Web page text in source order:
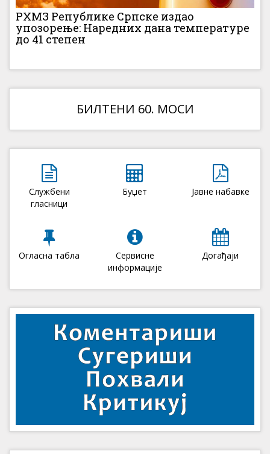
РХМЗ Републике Српске издао
упозорење: Наредних дана температуре
до 41 степен
БИЛТЕНИ 60. МОСИ
Службени
гласници
Буџет Јавне набавке
Огласна табла
Сервисне
информације
Догађаји